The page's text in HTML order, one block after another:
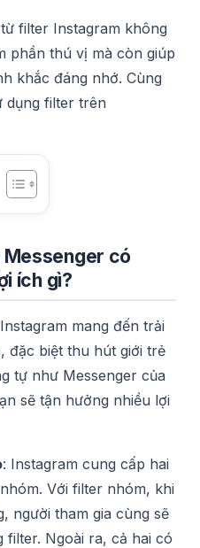
filter Instagram không
phần thú vị mà còn giúp
khắc đáng nhớ. Cùng
dụng filter trên
có
ích gì?
mang đến trải
đặc biệt thu hút giới trẻ
tự như Messenger của
sẽ tận hưởng nhiều lợi
: Instagram cung cấp hai
Với filter nhóm, khi
người tham gia cùng sẽ
filter. Ngoài ra, cả hai có